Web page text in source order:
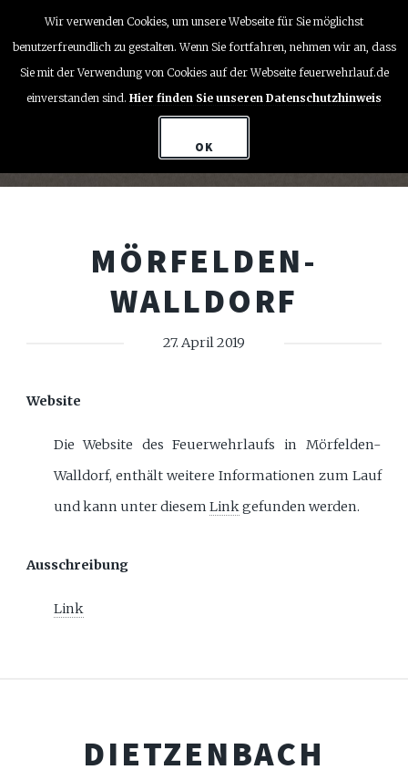
MÖRFELDEN-
WALLDORF
27. April 2019
Website
Die Website des Feuerwehrlaufs in Mörfelden-
Walldorf, enthält weitere Informationen zum Lauf
und kann unter diesemLinkgefunden werden.
Ausschreibung
Link
DIETZENBACH
MENU
Wir verwenden Cookies, um unsere Webseite für Sie möglichst
benutzerfreundlich zu gestalten. Wenn Sie fortfahren, nehmen wir an, dass
Sie mit der Verwendung von Cookies auf der Webseite feuerwehrlauf.de
einverstanden sind. Hier finden Sie unseren Datenschutzhinweis
OK